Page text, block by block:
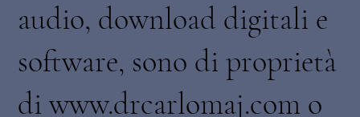
audio, download digitali e
software, sono di proprietà
di www.drcarlomaj.com o